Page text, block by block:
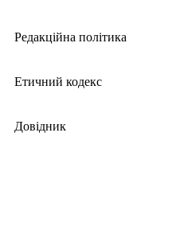
Редакційна політика
Етичний кодекс
Довідник